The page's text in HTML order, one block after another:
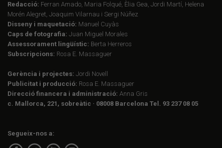
Redacció: Ferran Amado, Maria Folqué, Èlia Gea, Jordi Martí, Helena
Morén Alegret, Joaquim Vilarnau i Sergi Núñez
Disseny i maquetació: Manuel Cuyàs
Caps de fotografia: Juan Miguel Morales
Assessorament lingüístic: Berta Herreros
Subscripcions: Rosa E. Massaguer
Gerència i projectes: Jordi Novell
Publicitat i producció: Rosa E. Massaguer
Direcció financera i administració: Anna Gris
c. Mallorca, 221, sobreàtic · 08008 Barcelona Tel. 93 237 08 05
Segueix-nos a: